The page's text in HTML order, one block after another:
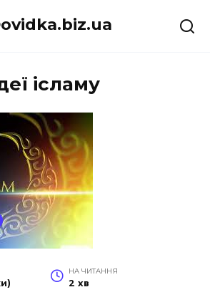
ісламу
НА ЧИТАННЯ
2 хв